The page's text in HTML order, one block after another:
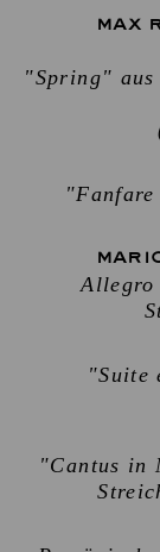
MAX
"Spring" aus
Allegro
"Suite
"Cantus in